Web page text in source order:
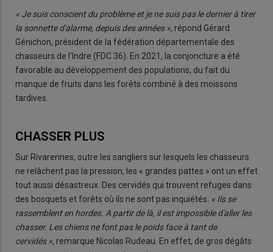
« Je suis conscient du problème et je ne suis pas le dernier à tirer
la sonnette d'alarme, depuis des années », répond Gérard
Génichon, président de la fédération départementale des
chasseurs de l'Indre (FDC 36). En 2021, la conjoncture a été
favorable au développement des populations, du fait du
manque de fruits dans les forêts combiné à des moissons
tardives.
CHASSER PLUS
Sur Rivarennes, outre les sangliers sur lesquels les chasseurs
ne relâchent pas la pression, les « grandes pattes » ont un effet
tout aussi désastreux. Des cervidés qui trouvent refuges dans
des bosquets et forêts où ils ne sont pas inquiétés. « Ils se
rassemblent en hordes. A partir de là, il est impossible d'aller les
chasser. Les chiens ne font pas le poids face à tant de
cervidés », remarque Nicolas Rudeau. En effet, de gros dégâts